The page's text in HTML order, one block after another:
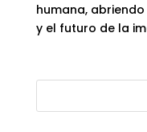
humana,
y el futuro de la